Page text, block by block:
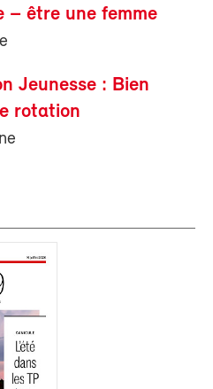
– être une femme
Jeunesse : Bien
rotation